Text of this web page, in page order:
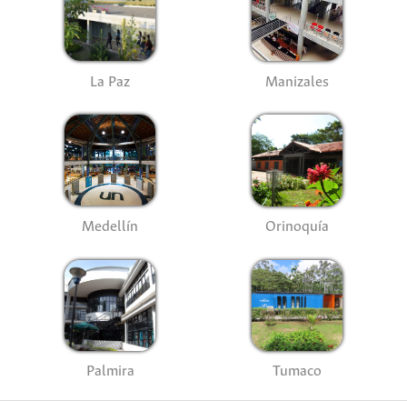
La Paz Manizales
Medellín Orinoquía
Palmira Tumaco